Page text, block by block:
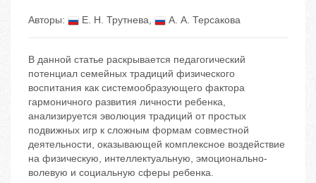
Авторы: Е. Н. Трутнева, А. А. Терсакова
В данной статье раскрывается педагогический
потенциал семейных традиций физического
воспитания как системообразующего фактора
гармоничного развития личности ребенка,
анализируется эволюция традиций от простых
подвижных игр к сложным формам совместной
деятельности, оказывающей комплексное воздействие
на физическую, интеллектуальную, эмоционально-
волевую и социальную сферы ребенка.